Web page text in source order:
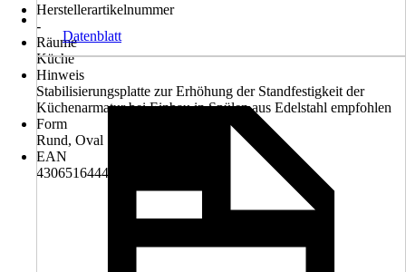
Herstellerartikelnummer
-
Räume
Küche
Hinweis
Stabilisierungsplatte zur Erhöhung der Standfestigkeit der
Küchenarmatur bei Einbau in Spülen aus Edelstahl empfohlen
Form
Rund, Oval
EAN
4306516444175
Datenblatt